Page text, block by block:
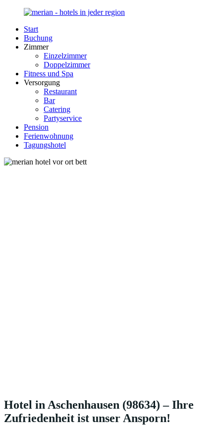
Zurück
Inhalt
Merian-
Hotel.de
Portal
Unterkunft
Deutschland
Start
Buchung
Zimmer
Einzelzimmer
Doppelzimmer
Fitness und Spa
Versorgung
Restaurant
Bar
Catering
Partyservice
Pension
Ferienwohnung
Tagungshotel
Hotel in Aschenhausen (98634) – Ihre
Zufriedenheit ist unser Ansporn!